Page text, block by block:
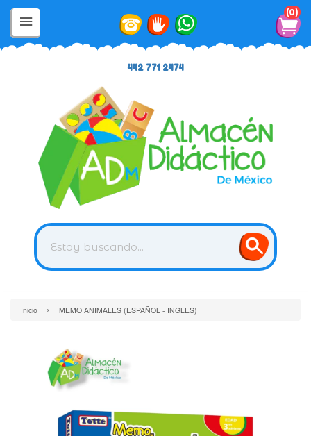
0
442 771 2474
Inicio › MEMO ANIMALES (ESPAÑOL - INGLES)